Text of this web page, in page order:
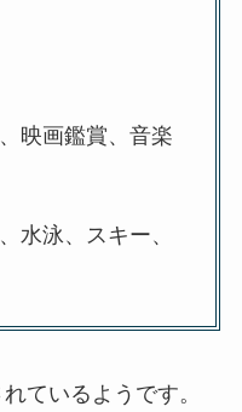
映画鑑賞、音楽
水泳、スキー、
ているようです。